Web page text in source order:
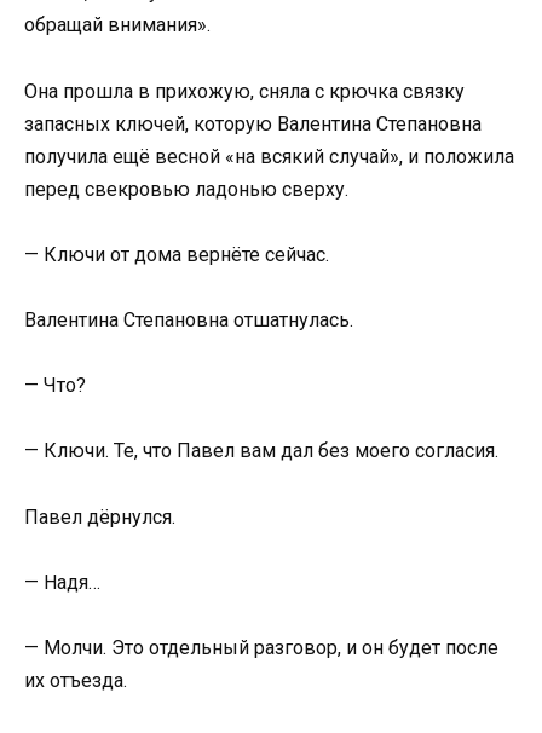
обращай внимания».
Она прошла в прихожую, сняла с крючка связку
запасных ключей, которую Валентина Степановна
получила ещё весной «на всякий случай», и положила
перед свекровью ладонью сверху.
— Ключи от дома вернёте сейчас.
Валентина Степановна отшатнулась.
— Что?
— Ключи. Те, что Павел вам дал без моего согласия.
Павел дёрнулся.
— Надя…
— Молчи. Это отдельный разговор, и он будет после
их отъезда.